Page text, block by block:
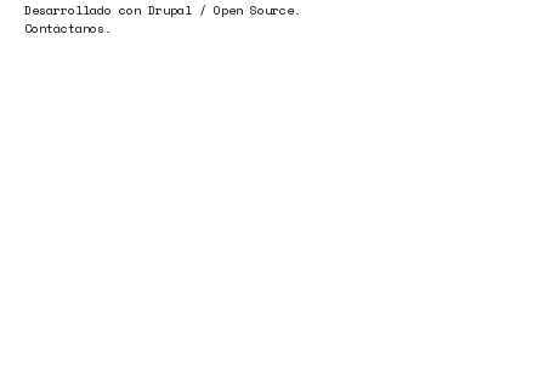
Desarrollado con Drupal / Open Source.
Contáctanos.